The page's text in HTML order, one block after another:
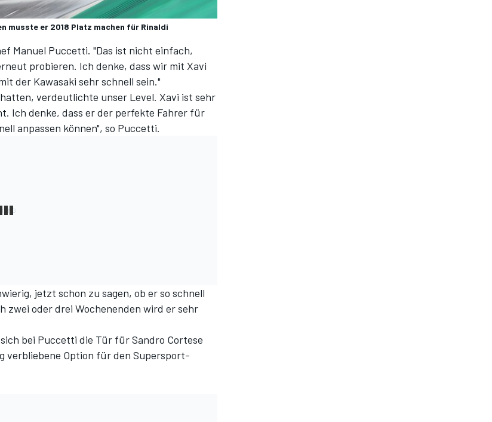
musste er 2018 Platz machen für Rinaldi
Manuel Puccetti. "Das ist nicht einfach,
probieren. Ich denke, dass wir mit Xavi
der Kawasaki sehr schnell sein."
verdeutlichte unser Level. Xavi ist sehr
Ich denke, dass er der perfekte Fahrer für
anpassen können", so Puccetti.
jetzt schon zu sagen, ob er so schnell
zwei oder drei Wochenenden wird er sehr
bei Puccetti die Tür für Sandro Cortese
verbliebene Option für den Supersport-